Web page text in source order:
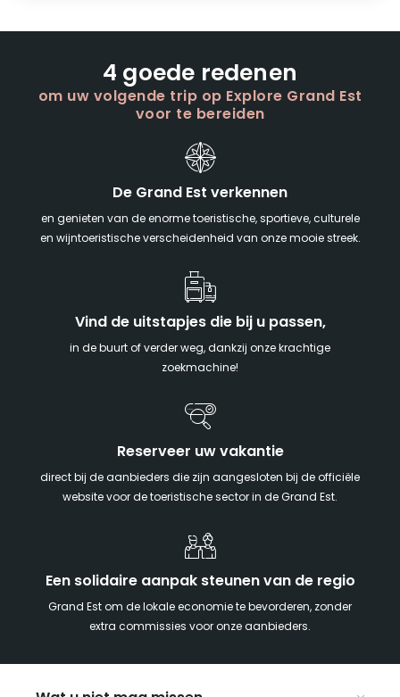
4 goede redenen
om uw volgende trip op Explore Grand Est
voor te bereiden
De Grand Est verkennen
en genieten van de enorme toeristische, sportieve, culturele
en wijntoeristische verscheidenheid van onze mooie streek.
Vind de uitstapjes die bij u passen,
in de buurt of verder weg, dankzij onze krachtige
zoekmachine!
Reserveer uw vakantie
direct bij de aanbieders die zijn aangesloten bij de officiële
website voor de toeristische sector in de Grand Est.
Een solidaire aanpak steunen van de regio
Grand Est om de lokale economie te bevorderen, zonder
extra commissies voor onze aanbieders.